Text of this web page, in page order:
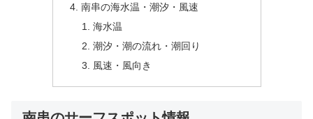
南串の海水温・潮汐・風速
海水温
潮汐・潮の流れ・潮回り
風速・風向き